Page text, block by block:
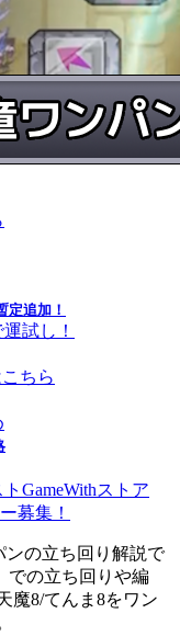
定追加！
試し！
ちら
GameWithストア
募集！
ンの立ち回り解説で
での立ち回りや編
魔8/てんま8をワン